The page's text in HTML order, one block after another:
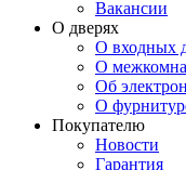
Вакансии
О дверях
О входных
О
Об
О
Покупателю
Новости
Гарантия